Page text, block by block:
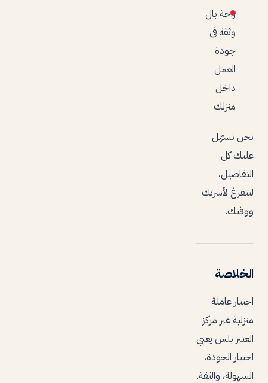
راحة بال
وثقة في
جودة
العمل
داخل
منزلك
نحن نسهّل
عليك كل
التفاصيل،
لتتفرغ لأسرتك
ووقتك.
الخلاصة
اختيار عاملة
منزلية عبر مركز
العنبر بلس يعني
اختيار الجودة،
السهولة، والثقة.